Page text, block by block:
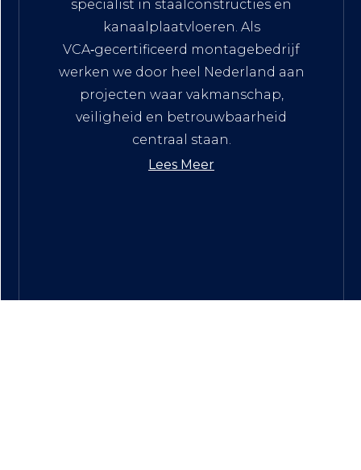
specialist in staalconstructies en
kanaalplaatvloeren. Als
VCA‑gecertificeerd montagebedrijf
werken we door heel Nederland aan
projecten waar vakmanschap,
veiligheid en betrouwbaarheid
centraal staan.
Lees Meer